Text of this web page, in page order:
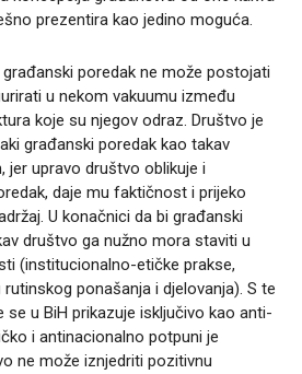
prezentira kao jedino moguća.
poredak ne može postojati
u nekom vakuumu između
koje su njegov odraz. Društvo je
građanski poredak kao takav
jer upravo društvo oblikuje i
daje mu faktičnost i prijeko
U konačnici da bi građanski
društvo ga nužno mora staviti u
(institucionalno-etičke prakse,
ponašanja i djelovanja). S te
se u BiH prikazuje isključivo kao anti-
i antinacionalno potpuni je
ne može iznjedriti pozitivnu